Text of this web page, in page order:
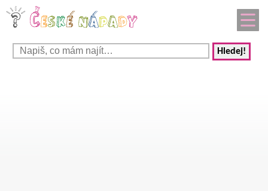
Hledej!